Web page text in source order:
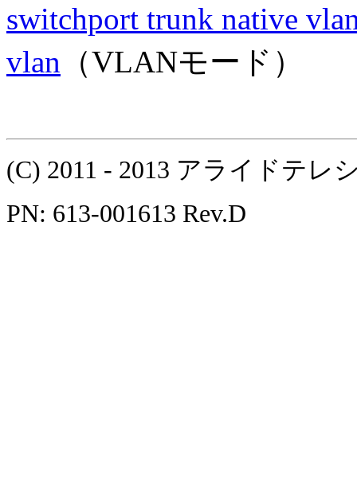
switchport trunk native
vlan （VLANモード）
(C) 2011 - 2013 アライドテレ
PN: 613-001613 Rev.D